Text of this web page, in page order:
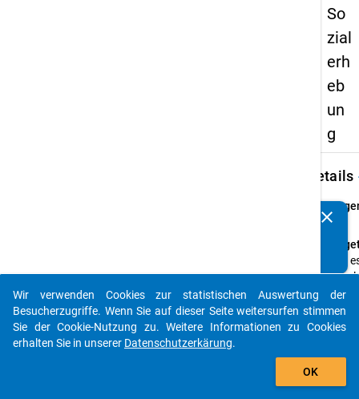
So
zial
erh
eb
un
g
Details
43
Gibt
Sie
die
an
clear
auto_stories
add_shopping_cart
Wir verwenden Cookies zur statistischen Auswertung der
Besucherzugriffe. Wenn Sie auf dieser Seite weitersurfen stimmen
Sie der Cookie-Nutzung zu. Weitere Informationen zu Cookies
erhalten Sie in unserer Datenschutzerkärung.
OK